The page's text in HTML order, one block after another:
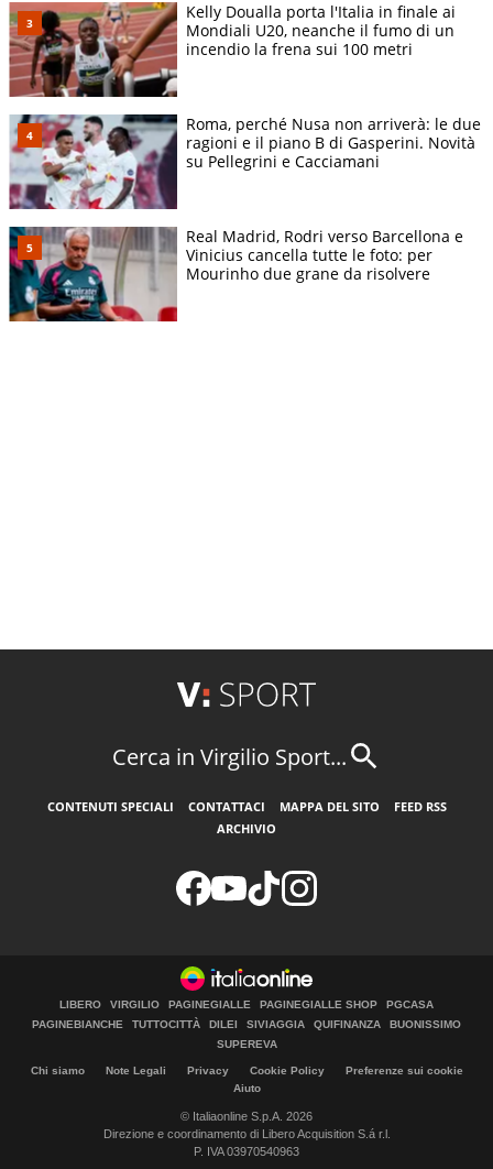
Kelly Doualla porta l'Italia in finale ai
Mondiali U20, neanche il fumo di un
incendio la frena sui 100 metri
Roma, perché Nusa non arriverà: le due
ragioni e il piano B di Gasperini. Novità
su Pellegrini e Cacciamani
Real Madrid, Rodri verso Barcellona e
Vinicius cancella tutte le foto: per
Mourinho due grane da risolvere
Cerca in Virgilio Sport...
CONTENUTI SPECIALI CONTATTACI MAPPA DEL SITO
FEED RSS
ARCHIVIO
LIBERO VIRGILIO PAGINEGIALLE PAGINEGIALLE SHOP
PGCASA
PAGINEBIANCHE
TUTTOCITTÀ DILEI SIVIAGGIA QUIFINANZA
BUONISSIMO
SUPEREVA
Chi siamo Note Legali Privacy Cookie Policy
Preferenze sui cookie
Aiuto
© Italiaonline S.p.A. 2026
Direzione e coordinamento di Libero Acquisition S.á r.l.
P. IVA 03970540963